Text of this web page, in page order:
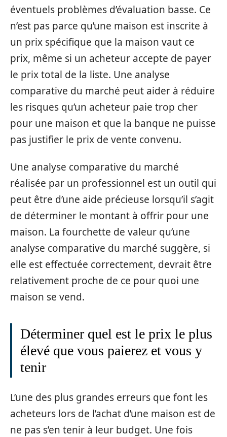
éventuels problèmes d’évaluation basse. Ce
n’est pas parce qu’une maison est inscrite à
un prix spécifique que la maison vaut ce
prix, même si un acheteur accepte de payer
le prix total de la liste. Une analyse
comparative du marché peut aider à réduire
les risques qu’un acheteur paie trop cher
pour une maison et que la banque ne puisse
pas justifier le prix de vente convenu.
Une analyse comparative du marché
réalisée par un professionnel est un outil qui
peut être d’une aide précieuse lorsqu’il s’agit
de déterminer le montant à offrir pour une
maison. La fourchette de valeur qu’une
analyse comparative du marché suggère, si
elle est effectuée correctement, devrait être
relativement proche de ce pour quoi une
maison se vend.
Déterminer quel est le prix le plus
élevé que vous paierez et vous y
tenir
L’une des plus grandes erreurs que font les
acheteurs lors de l’achat d’une maison est de
ne pas s’en tenir à leur budget. Une fois